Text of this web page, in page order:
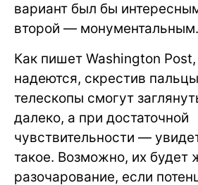
вариант был бы
второй — монументальным.
Как пишет Washington
надеются, скрестив
телескопы смогут
далеко, а при достаточной
чувствительности —
такое. Возможно, их будет
разочарование, если